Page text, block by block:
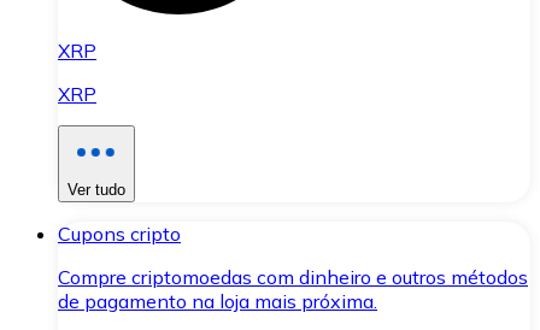
XRP
XRP
Ver tudo
Cupons cripto
Compre criptomoedas com dinheiro e outros métodos
de pagamento na loja mais próxima.